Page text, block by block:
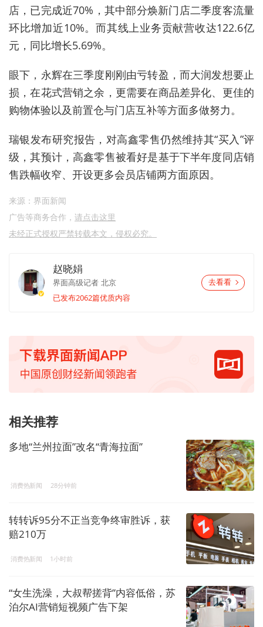
店，已完成近70%，其中部分焕新门店二季度客流量
环比增加近10%。而其线上业务贡献营收达122.6亿
元，同比增长5.69%。
眼下，永辉在三季度刚刚由亏转盈，而大润发想要止
损，在花式营销之余，更需要在商品差异化、更佳的
购物体验以及前置仓与门店互补等方面多做努力。
瑞银发布研究报告，对高鑫零售仍然维持其“买入”评
级，其预计，高鑫零售被看好是基于下半年度同店销
售跌幅收窄、开设更多会员店铺两方面原因。
来源：界面新闻
广告等商务合作， 请点击这里
未经正式授权严禁转载本文，侵权必究。
赵晓娟
界面高级记者 北京
已发布2062篇优质内容
去看看
相关推荐
多地“兰州拉面”改名“青海拉面”
消费热新闻 28分钟前
转转诉95分不正当竞争终审胜诉，获
赔210万
消费热新闻 1小时前
“女生洗澡，大叔帮搓背”内容低俗，苏
泊尔AI营销短视频广告下架